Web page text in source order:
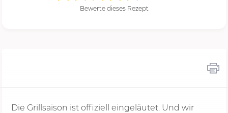
Bewerte dieses Rezept
Die Grillsaison ist offiziell eingeläutet. Und wir